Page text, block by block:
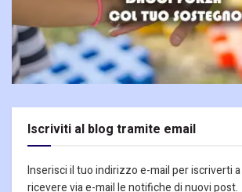
Iscriviti al blog tramite email
Inserisci il tuo indirizzo e-mail per iscriverti
ricevere via e-mail le notifiche di nuovi post.